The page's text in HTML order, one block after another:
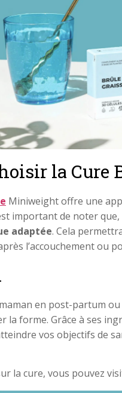
la Cure
Miniweight offre une
important de noter
adaptée. Cela
l’accouchement ou
en post-partum ou
la forme. Grâce à ses
vos objectifs de
la cure, vous pouvez